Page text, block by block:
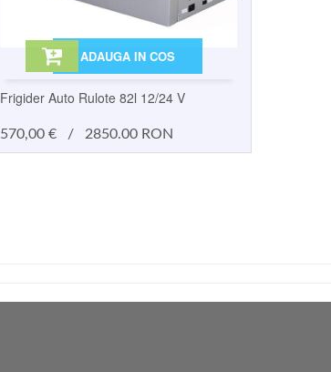
ADAUGA IN COS
Frigider Auto Rulote 82l 12/24 V
570,00 € / 2850.00 RON